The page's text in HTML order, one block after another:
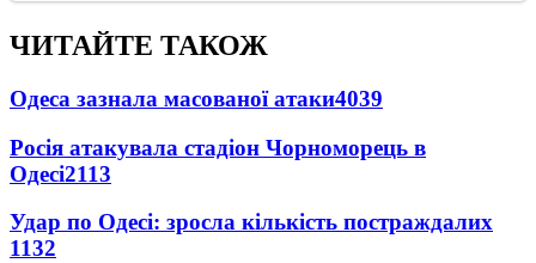
ЧИТАЙТЕ ТАКОЖ
Одеса зазнала масованої атаки4039
Росія атакувала стадіон Чорноморець в
Одесі2113
Удар по Одесі: зросла кількість постраждалих
1132